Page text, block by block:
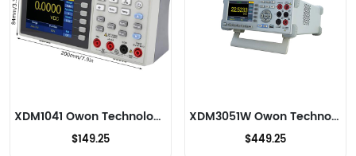
XDM1041 Owon Technology Lilliput Electronics (USA) Inc Multimeter
$149.25
XDM3051W Owon Technology Lilliput Electronics (USA) Inc Multimeter
$449.25